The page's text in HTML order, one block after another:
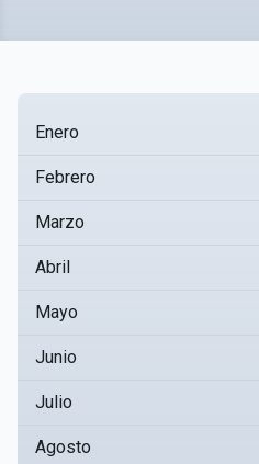
Enero
Febrero
Marzo
Abril
Mayo
Junio
Julio
Agosto